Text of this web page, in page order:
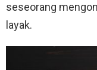
seseorang
layak.